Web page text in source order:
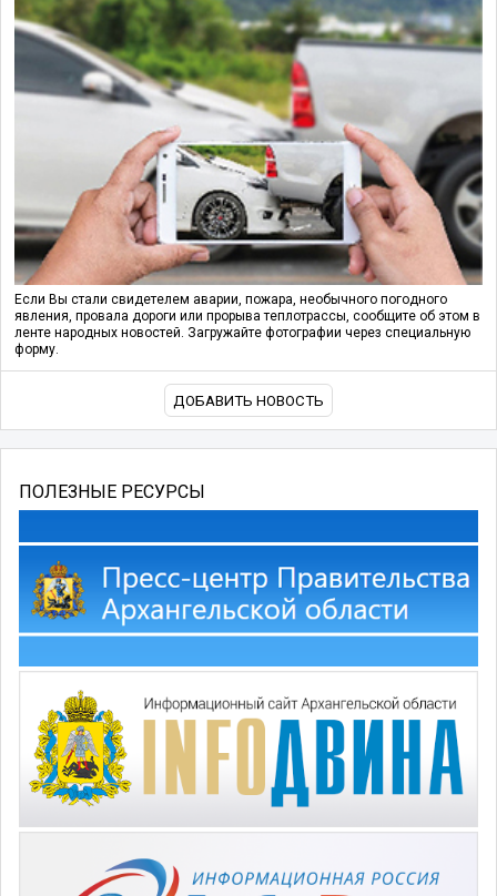
Если Вы стали свидетелем аварии, пожара, необычного погодного
явления, провала дороги или прорыва теплотрассы, сообщите об этом в
ленте народных новостей. Загружайте фотографии через специальную
форму.
ДОБАВИТЬ НОВОСТЬ
ПОЛЕЗНЫЕ РЕСУРСЫ